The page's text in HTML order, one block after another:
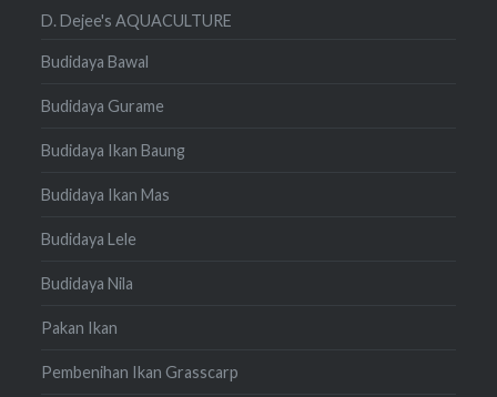
D. Dejee's AQUACULTURE
Budidaya Bawal
Budidaya Gurame
Budidaya Ikan Baung
Budidaya Ikan Mas
Budidaya Lele
Budidaya Nila
Pakan Ikan
Pembenihan Ikan Grasscarp